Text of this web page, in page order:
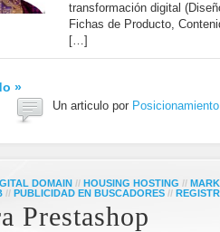
transformación digital
Fichas de Producto,
[…]
»
Un articulo por
DOMAIN // HOUSING HOSTING //
// PUBLICIDAD EN BUSCADORES //
Prestashop